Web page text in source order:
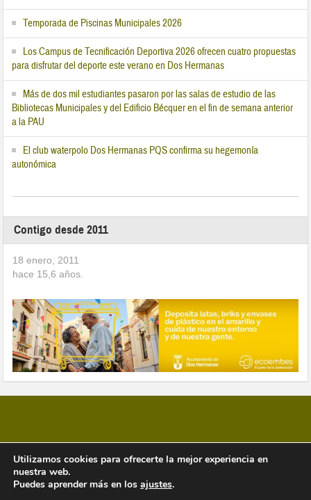
Temporada de Piscinas Municipales 2026
Los Campus de Tecnificación Deportiva 2026 ofrecen cuatro propuestas
para disfrutar del deporte este verano en Dos Hermanas
Más de dos mil estudiantes pasaron por las salas de estudio de las
Bibliotecas Municipales y del Edificio Bécquer en el fin de semana anterior
a la PAU
El club waterpolo Dos Hermanas PQS confirma su hegemonía
autonómica
Contigo desde 2011
18 enero, 2011
hace 15,6 años.
Utilizamos cookies para ofrecerte la mejor experiencia en
nuestra web.
Puedes aprender más en los ajustes.